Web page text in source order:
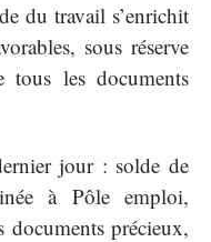
du travail s’enrichit
sous réserve
tous les documents
jour : solde de
à Pôle emploi,
documents précieux,